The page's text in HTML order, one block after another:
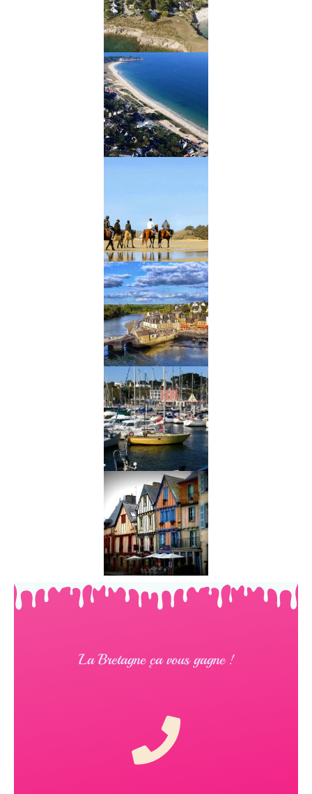
La Bretagne ça vous gagne !